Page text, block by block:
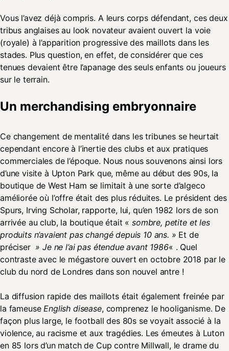
Vous l’avez déjà compris. A leurs corps défendant, ces deux
tribus anglaises au look novateur avaient ouvert la voie
(royale) à l’apparition progressive des maillots dans les
stades. Plus question, en effet, de considérer que ces
tenues devaient être l’apanage des seuls enfants ou joueurs
sur le terrain.
Un merchandising embryonnaire
Ce changement de mentalité dans les tribunes se heurtait
cependant encore à l’inertie des clubs et aux pratiques
commerciales de l’époque. Nous nous souvenons ainsi lors
d’une visite à Upton Park que, même au début des 90s, la
boutique de West Ham se limitait à une sorte d’algeco
améliorée où l’offre était des plus réduites. Le président des
Spurs, Irving Scholar, rapporte, lui, qu’en 1982 lors de son
arrivée au club, la boutique était «sombre, petite et les
produits n’avaient pas changé depuis 10 ans. » Et de
préciser» Je ne l’ai pas étendue avant 1986« . Quel
contraste avec le mégastore ouvert en octobre 2018 par le
club du nord de Londres dans son nouvel antre !
La diffusion rapide des maillots était également freinée par
la fameuse English disease, comprenez le hooliganisme. De
façon plus large, le football des 80s se voyait associé à la
violence, au racisme et aux tragédies. Les émeutes à Luton
en 85 lors d’un match de Cup contre Millwall, le drame du